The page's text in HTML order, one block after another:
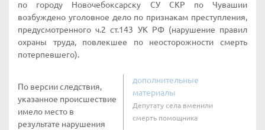
по городу Новочебоксарску СУ СКР по Чувашии
возбуждено уголовное дело по признакам преступления,
предусмотренного ч.2 ст.143 УК РФ (нарушение правил
охраны труда, повлекшее по неосторожности смерть
потерпевшего).
дополнительные
материалы
Депутату села вменили
смерть помощника
По версии следствия,
указанное происшествие
имело место в
результате нарушения